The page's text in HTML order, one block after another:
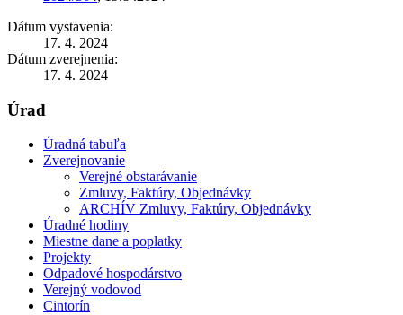
Dátum vystavenia:
17. 4. 2024
Dátum zverejnenia:
17. 4. 2024
Úrad
Úradná tabuľa
Zverejnovanie
Verejné obstarávanie
Zmluvy, Faktúry, Objednávky
ARCHÍV Zmluvy, Faktúry, Objednávky
Úradné hodiny
Miestne dane a poplatky
Projekty
Odpadové hospodárstvo
Verejný vodovod
Cintorín